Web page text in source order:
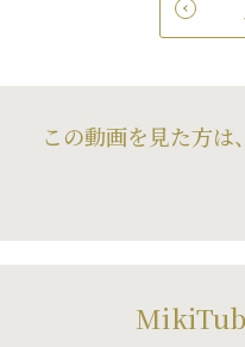
この動画を見た方